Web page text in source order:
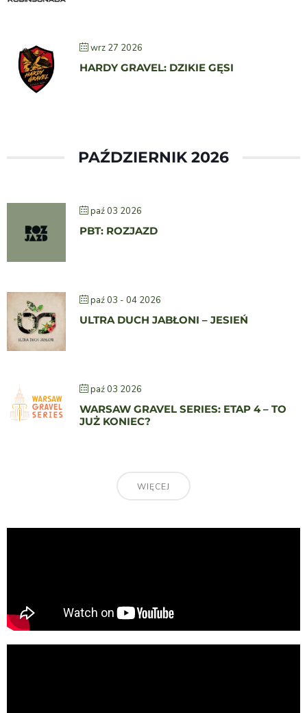
wrz 27 2026
HARDY GRAVEL: DZIKIE GĘSI
PAŹDZIERNIK 2026
paź 03 2026
PBT: ROZJAZD
paź 03 - 04 2026
ULTRA DUCH JABŁONI – JESIEŃ
paź 03 2026
WARSAW GRAVEL SERIES: ETAP 4 – TO
JUŻ KONIEC?
WIĘCEJ